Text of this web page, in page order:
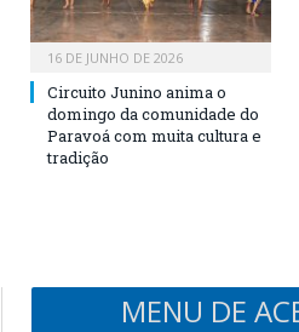
16 DE JUNHO DE 2026
Circuito Junino anima o
domingo da comunidade do
Paravoá com muita cultura e
tradição
MENU DE